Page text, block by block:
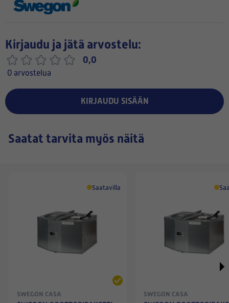
Kirjaudu ja jätä arvostelu:
0,0
0 arvostelua
KIRJAUDU SISÄÄN
Saatat tarvita myös näitä
Saatavilla
SWEGON CASA SWEGON CASA